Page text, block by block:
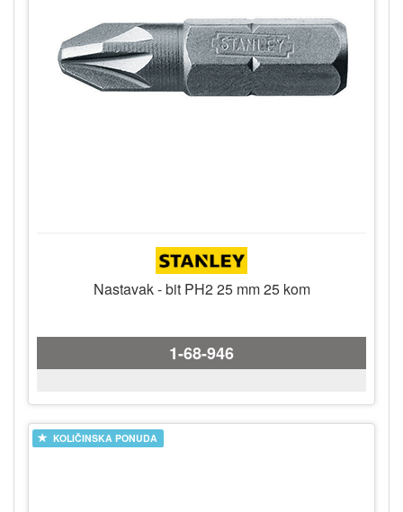
Nastavak - bit PH2 25 mm 25 kom
1-68-946
KOLIČINSKA PONUDA